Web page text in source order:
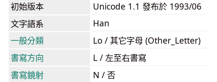
初始版本
Unicode 1.1 發布於 1993/06
文字語系
Han
一般分類
Lo / 其它字母 (Other_Letter)
書寫方向
L / 左至右書寫
書寫鏡射
N / 否